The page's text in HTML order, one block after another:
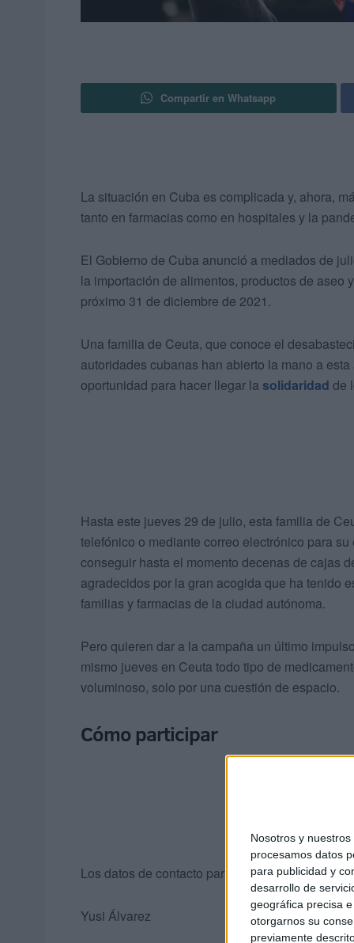
Nosotros y nuestros
procesamos datos
para publicidad y
desarrollo de
geográfica precisa
otorgarnos su
previamente
Compartir en Whatsapp
La situación en Cuba es complicada y, ahora,
tanto en farmacias como en hospitales y la
El Gobierno de Cuba anunció a mediados de
la importación de alimentos, productos de aseo
próximo 31 de diciembre de 2021.
Una familia de Ceuta, que conoce el
autoridades cubanas han abierto la mano a
oportunidad para hacer llegar la solidaridad de
Hasta este jueves 29 de julio, esta familia de
telefónico o mediante correo electrónico para
conseguir hasta el momento decenas de cajas
agradecidos por la gran acogida que ha tenido
familias y farmacias de la ciudad autónoma.
Pero quieren dar a la campaña un último
mismo jueves en Ceuta todo tipo de
voluminoso, solo por una cuestión de espacio.
Cómo participar
Los datos de contacto para quienes quieran
Yusi Álvarez